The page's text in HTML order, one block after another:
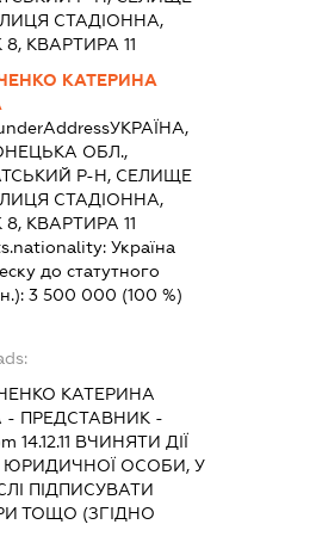
СТАДІОННА,
КВАРТИРА 11
КАТЕРИНА
УКРАЇНА,
ОБЛ.,
Р-Н, СЕЛИЩЕ
СТАДІОННА,
КВАРТИРА 11
Україна
до статутного
3 500 000 (100 %)
КАТЕРИНА
- ПРЕДСТАВНИК -
14.12.11 ВЧИНЯТИ ДІЇ
ЮРИДИЧНОЇ ОСОБИ, У
ПІДПИСУВАТИ
ТОЩО (ЗГІДНО